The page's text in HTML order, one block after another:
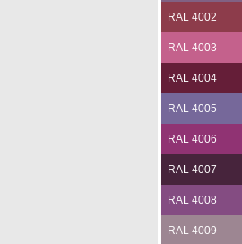
RAL 4002
RAL 4003
RAL 4004
RAL 4005
RAL 4006
RAL 4007
RAL 4008
RAL 4009